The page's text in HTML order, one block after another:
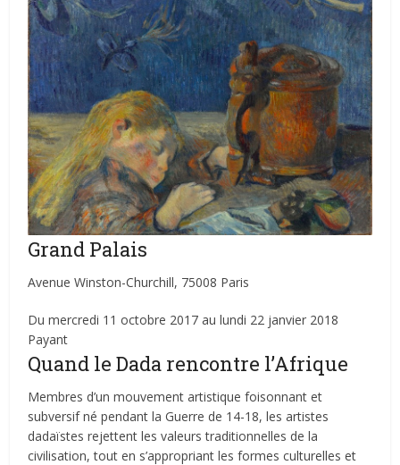
Grand Palais
Avenue Winston-Churchill, 75008 Paris
Du mercredi 11 octobre 2017 au lundi 22 janvier 2018
Payant
Quand le Dada rencontre l’Afrique
Membres d’un mouvement artistique foisonnant et
subversif né pendant la Guerre de 14-18, les artistes
dadaïstes rejettent les valeurs traditionnelles de la
civilisation, tout en s’appropriant les formes culturelles et